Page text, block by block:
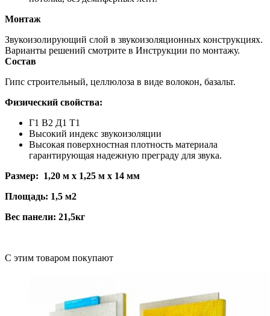
Монтаж
Звукоизолирующий слой в звукоизоляционных конструкциях.
Варианты решений смотрите в Инструкции по монтажу.
Состав
Гипс строительный, целлюлоза в виде волокон, базальт.
Физический свойства:
Г1 В2 Д1 Т1
Высокий индекс звукоизоляции
Высокая поверхностная плотность материала
гарантирующая надежную преграду для звука.
Размер: 1,20 м х 1,25 м х 14 мм
Площадь: 1,5 м2
Вес панели: 21,5кг
C этим товаром покупают